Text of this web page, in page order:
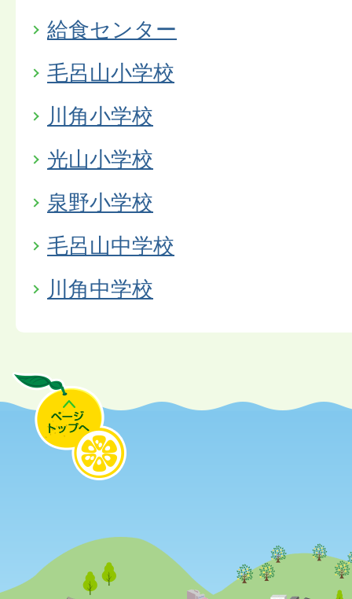
給食センター
毛呂山小学校
川角小学校
光山小学校
泉野小学校
毛呂山中学校
川角中学校